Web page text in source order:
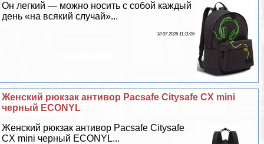
Он легкий — можно носить с собой каждый
день «на всякий случай»...
18 07 2026 11:11:26
Женский рюкзак антивор Pacsafe Citysafe CX mini
черный ECONYL
Женский рюкзак антивор Pacsafe Citysafe
CX mini черный ECONYL...